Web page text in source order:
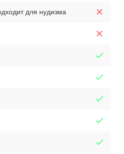
для нудизма